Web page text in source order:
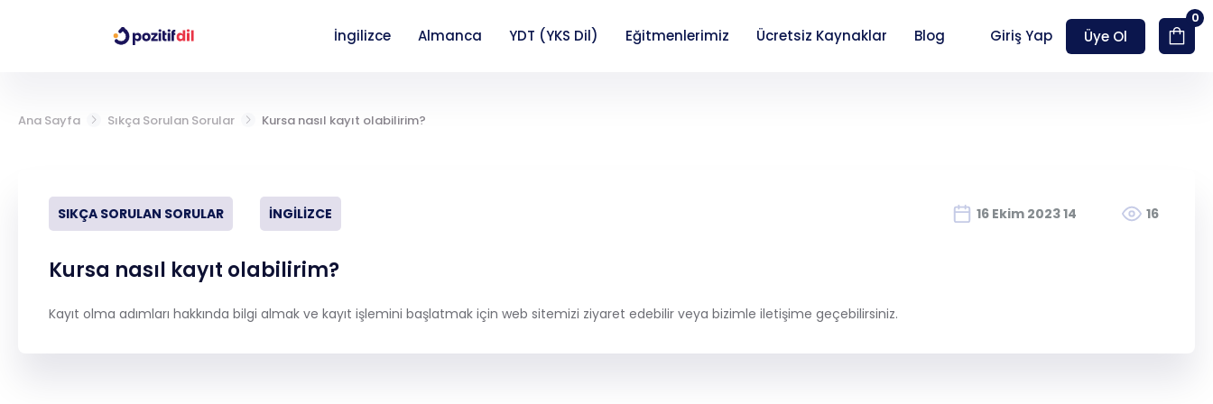
İngilizce Almanca YDT (YKS Dil) Eğitmenlerimiz Ücretsiz Kaynaklar Blog Giriş Yap Üye Ol
0
İngilizce
Almanca
YDT (YKS DİL)
Ana Sayfa Sıkça Sorulan Sorular Kursa nasıl kayıt olabilirim?
SIKÇA SORULAN SORULAR İNGILIZCE 16 Ekim 2023 14 16
Kursa nasıl kayıt olabilirim?
Kayıt olma adımları hakkında bilgi almak ve kayıt işlemini başlatmak için web sitemizi ziyaret edebilir veya bizimle iletişime geçebilirsiniz.